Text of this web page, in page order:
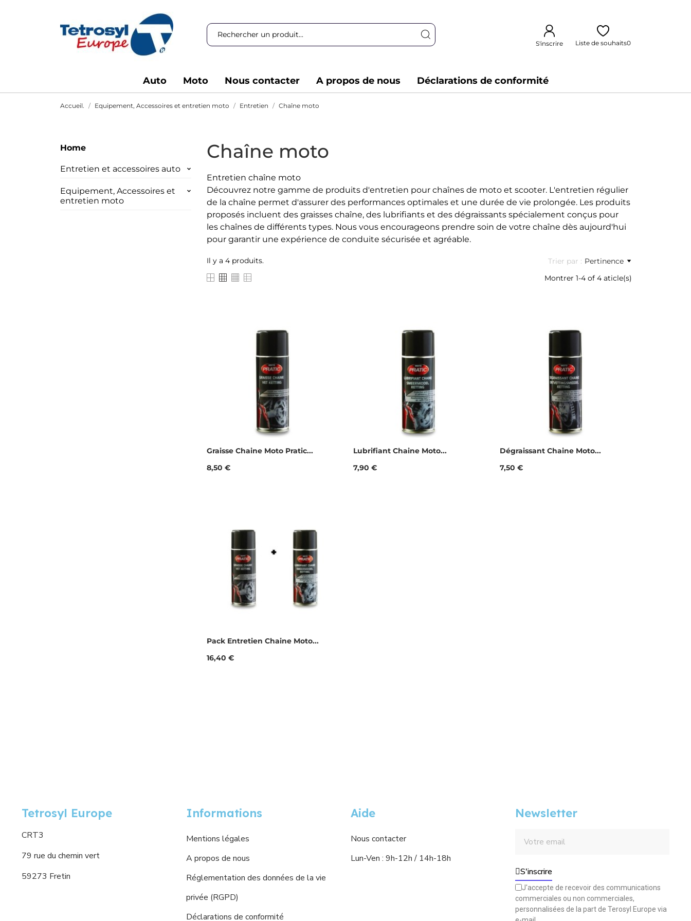
S'inscrire Liste de souhaits0
Auto Moto Nous contacter A propos de nous Déclarations de conformité
Accueil. Equipement, Accessoires et entretien moto Entretien Chaîne moto
Home
Entretien et accessoires auto
Equipement, Accessoires et
entretien moto
Chaîne moto
Entretien chaîne moto
Découvrez notre gamme de produits d'entretien pour chaînes de moto et scooter. L'entretien régulier
de la chaîne permet d'assurer des performances optimales et une durée de vie prolongée. Les produits
proposés incluent des graisses chaîne, des lubrifiants et des dégraissants spécialement conçus pour
les chaînes de différents types. Nous vous encourageons prendre soin de votre chaîne dès aujourd'hui
pour garantir une expérience de conduite sécurisée et agréable.
Il y a 4 produits. Trier par : Pertinence
Montrer 1-4 of 4 aticle(s)
Graisse Chaine Moto Pratic...
Prix
8,50 €
Lubrifiant Chaine Moto...
Prix
7,90 €
Dégraissant Chaine Moto...
Prix
7,50 €
Pack Entretien Chaine Moto...
Prix
16,40 €
Tetrosyl Europe
CRT3
79 rue du chemin vert
59273 Fretin
Informations
Mentions légales
A propos de nous
Réglementation des données de la vie
privée (RGPD)
Déclarations de conformité
Aide
Nous contacter
Lun-Ven : 9h-12h / 14h-18h
Newsletter
S'inscrire
J'accepte de recevoir des communications
commerciales ou non commerciales,
personnalisées de la part de Terosyl Europe via